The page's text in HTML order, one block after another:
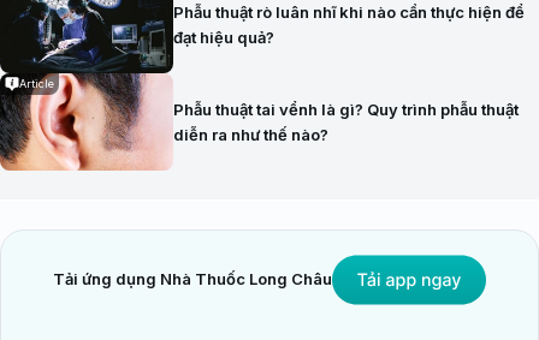
Phẫu thuật rò luân nhĩ khi nào cần thực hiện để
đạt hiệu quả?
Article
Phẫu thuật tai vểnh là gì? Quy trình phẫu thuật
diễn ra như thế nào?
Tải ứng dụng Nhà Thuốc Long Châu